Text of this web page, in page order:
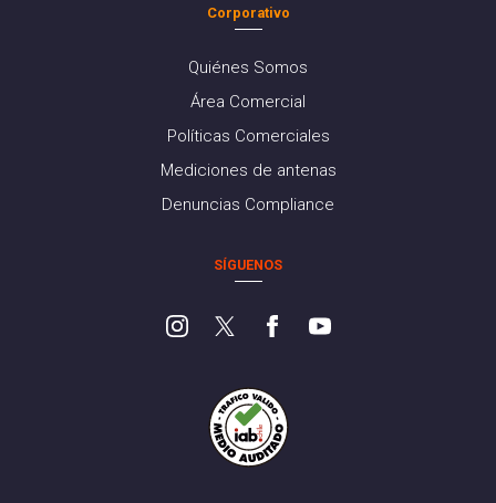
Corporativo
Quiénes Somos
Área Comercial
Políticas Comerciales
Mediciones de antenas
Denuncias Compliance
SÍGUENOS